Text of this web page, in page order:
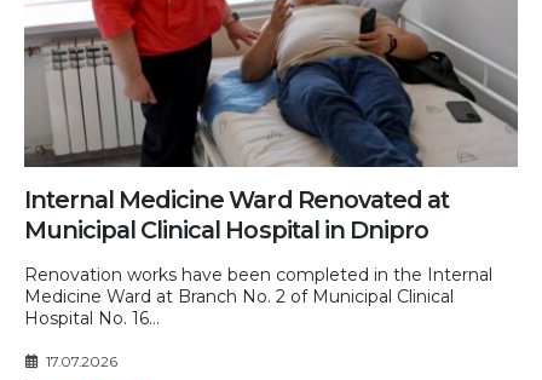
Internal Medicine Ward Renovated at
Municipal Clinical Hospital in Dnipro
Renovation works have been completed in the Internal
Medicine Ward at Branch No. 2 of Municipal Clinical
Hospital No. 16...
17.07.2026